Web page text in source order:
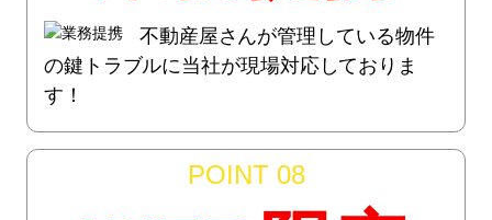
不動産屋さんが管理している物件
の鍵トラブルに当社が現場対応しておりま
す！
POINT 08